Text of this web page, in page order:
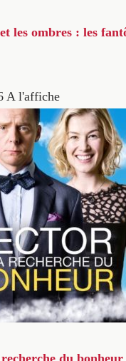
les ombres : les
A l'affiche
du bonheur